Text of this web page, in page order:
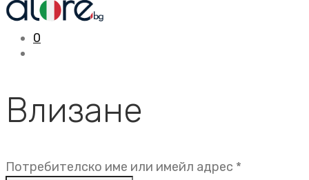
0
Влизане
Потребителско име или имейл адрес *